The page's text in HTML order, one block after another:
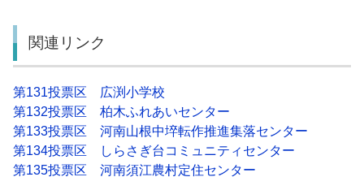
関連リンク
第131投票区 広渕小学校
第132投票区 柏木ふれあいセンター
第133投票区 河南山根中埣転作推進集落センター
第134投票区 しらさぎ台コミュニティセンター
第135投票区 河南須江農村定住センター